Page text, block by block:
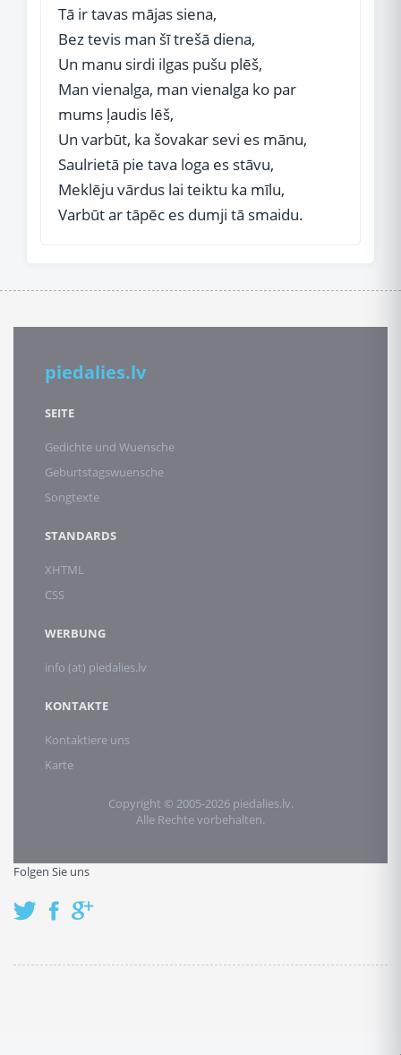
Tā ir tavas mājas siena,
Bez tevis man šī trešā diena,
Un manu sirdi ilgas pušu plēš,
Man vienalga, man vienalga ko par
mums ļaudis lēš,
Un varbūt, ka šovakar sevi es mānu,
Saulrietā pie tava loga es stāvu,
Meklēju vārdus lai teiktu ka mīlu,
Varbūt ar tāpēc es dumji tā smaidu.
piedalies.lv
SEITE
Gedichte und Wuensche
Geburtstagswuensche
Songtexte
STANDARDS
XHTML
CSS
WERBUNG
info (at) piedalies.lv
KONTAKTE
Kontaktiere uns
Karte
Copyright © 2005-2026 piedalies.lv.
Alle Rechte vorbehalten.
Folgen Sie uns